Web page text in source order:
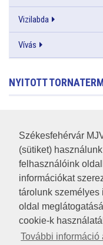
Székesfehérvár
(sütiket)
felhasználóink
információkat
tárolunk személyes
oldal
cookie-k
További információ
Vizilabda
Vívás
NYITOTT
RSS
A HONLAP 2017.03.31-I
JOGI NYILATKOZAT
IMPRESSZUM